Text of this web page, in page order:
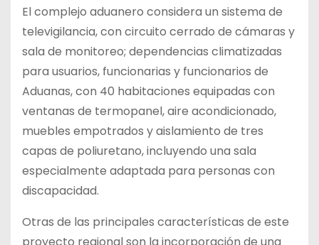
El complejo aduanero considera un sistema de
televigilancia, con circuito cerrado de cámaras y
sala de monitoreo; dependencias climatizadas
para usuarios, funcionarias y funcionarios de
Aduanas, con 40 habitaciones equipadas con
ventanas de termopanel, aire acondicionado,
muebles empotrados y aislamiento de tres
capas de poliuretano, incluyendo una sala
especialmente adaptada para personas con
discapacidad.
Otras de las principales características de este